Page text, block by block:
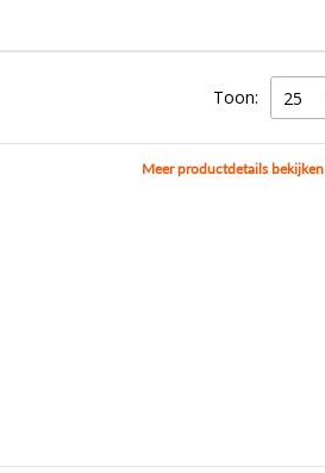
Toon:
Meer productdetails bekijken